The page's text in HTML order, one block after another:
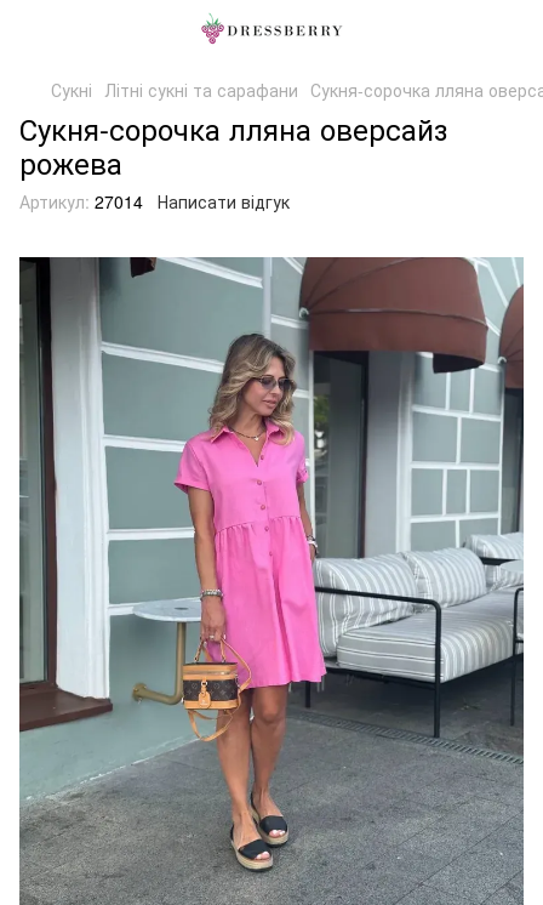
Сукні Літні сукні та сарафани Сукня-сорочка лляна
Сукня-сорочка лляна оверсайз
рожева
Артикул: 27014 Написати відгук